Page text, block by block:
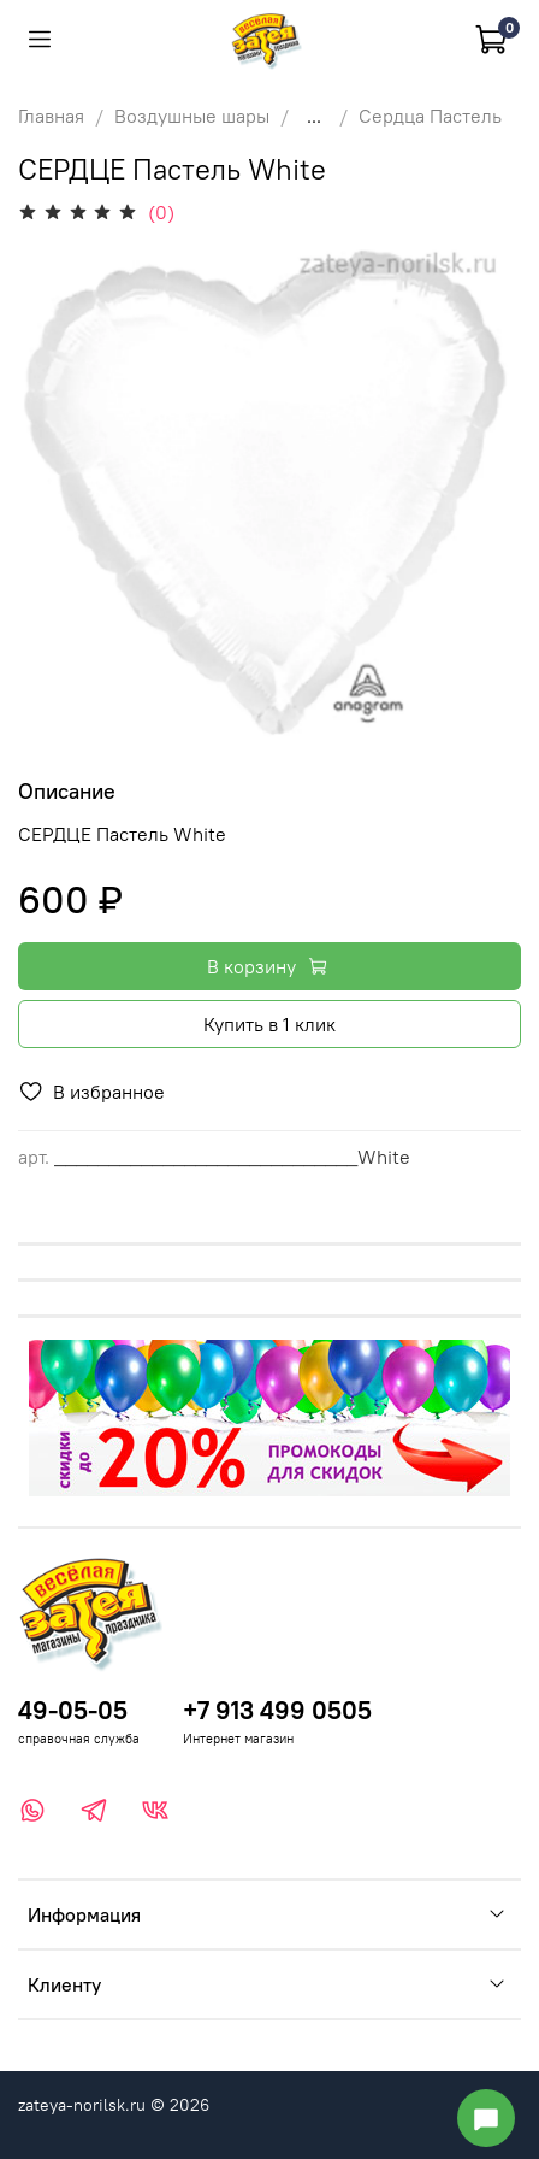
0
Главная Воздушные шары ... Сердца Пастель
СЕРДЦЕ Пастель White
(0)
В избранное
арт. ____________________________White
Описание
СЕРДЦЕ Пастель White
600 ₽
В корзину
Купить в 1 клик
Информация
Клиенту
49-05-05
справочная служба
+7 913 499 0505
Интернет магазин
zateya-norilsk.ru © 2026